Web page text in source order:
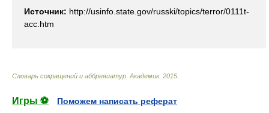
Источник: http://usinfo.state.gov/russki/topics/terror/0111t-
acc.htm
Словарь сокращений и аббревиатур Академик. 2015
Игры ⚽
Поможем написать реферат